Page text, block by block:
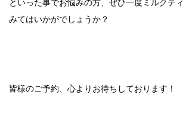
といった事でお悩みの方、ぜひ一度ミルクテ
みてはいかがでしょうか？
皆様のご予約、心よりお待ちしております！